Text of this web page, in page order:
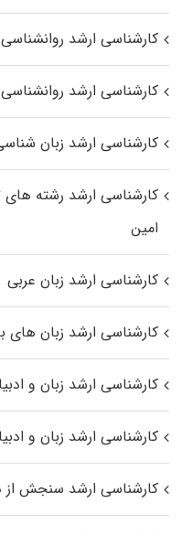
کارشناسی ارشد روانشناسی
کارشناسی ارشد روانشناسی ۲
کارشناسی ارشد زبان
کارشناسی ارشد رﺷﺘﻪ
اﻣﻴﻦ
کارشناسی ارشد زبان عربی
کارشناسی ارشد زبان‌ های
کارشناسی ارشد زبان و
کارشناسی ارشد زبان و
کارشناسی ارشد سنجش از